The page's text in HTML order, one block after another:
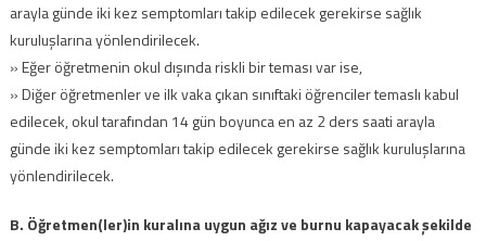
arayla günde iki kez semptomları takip edilecek gerekirse sağlık
kuruluşlarına yönlendirilecek.
» Eğer öğretmenin okul dışında riskli bir teması var ise,
» Diğer öğretmenler ve ilk vaka çıkan sınıftaki öğrenciler temaslı kabul
edilecek, okul tarafından 14 gün boyunca en az 2 ders saati arayla
günde iki kez semptomları takip edilecek gerekirse sağlık kuruluşlarına
yönlendirilecek.
B. Öğretmen(ler)in kuralına uygun ağız ve burnu kapayacak şekilde